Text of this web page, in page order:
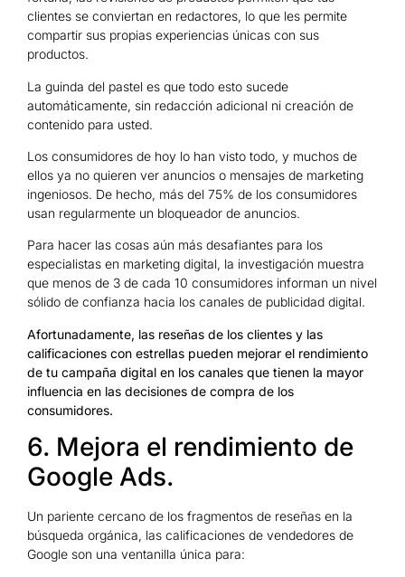
clientes se conviertan en redactores, lo que les permite
compartir sus propias experiencias únicas con sus
productos.
La guinda del pastel es que todo esto sucede
automáticamente, sin redacción adicional ni creación de
contenido para usted.
Los consumidores de hoy lo han visto todo, y muchos de
ellos ya no quieren ver anuncios o mensajes de marketing
ingeniosos. De hecho, más del 75% de los consumidores
usan regularmente un bloqueador de anuncios.
Para hacer las cosas aún más desafiantes para los
especialistas en marketing digital, la investigación muestra
que menos de 3 de cada 10 consumidores informan un nivel
sólido de confianza hacia los canales de publicidad digital.
Afortunadamente, las reseñas de los clientes y las
calificaciones con estrellas pueden mejorar el rendimiento
de tu campaña digital en los canales que tienen la mayor
influencia en las decisiones de compra de los
consumidores.
6. Mejora el rendimiento de
Google Ads.
Un pariente cercano de los fragmentos de reseñas en la
búsqueda orgánica, las calificaciones de vendedores de
Google son una ventanilla única para: